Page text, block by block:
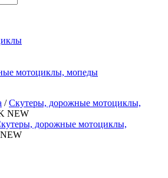
мотоциклы, мопеды
/Скутеры, дорожные мотоциклы,
NEW
дорожные мотоциклы,